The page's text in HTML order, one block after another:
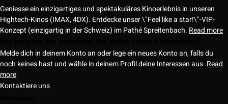
Geniesse ein einzigartiges und spektakuläres Kinoerlebnis in unseren
Hightech-Kinos (IMAX, 4DX). Entdecke unser \"Feel like a star!\"-VIP-
Konzept (einzigartig in der Schweiz) im Pathé Spreitenbach. Read more
Melde dich in deinem Konto an oder lege ein neues Konto an, falls du
noch keines hast und wähle in deinem Profil deine Interessen aus. Read
more
Kontaktiere uns